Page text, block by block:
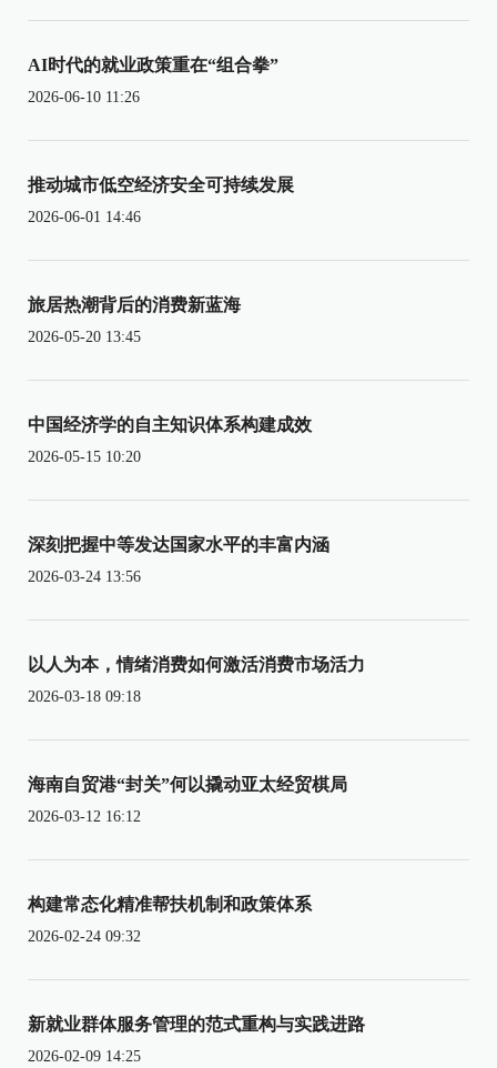
AI时代的就业政策重在“组合拳”
2026-06-10 11:26
推动城市低空经济安全可持续发展
2026-06-01 14:46
旅居热潮背后的消费新蓝海
2026-05-20 13:45
中国经济学的自主知识体系构建成效
2026-05-15 10:20
深刻把握中等发达国家水平的丰富内涵
2026-03-24 13:56
以人为本，情绪消费如何激活消费市场活力
2026-03-18 09:18
海南自贸港“封关”何以撬动亚太经贸棋局
2026-03-12 16:12
构建常态化精准帮扶机制和政策体系
2026-02-24 09:32
新就业群体服务管理的范式重构与实践进路
2026-02-09 14:25